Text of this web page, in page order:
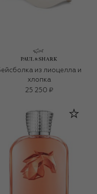
из лиоцелла и
хлопка
25 250 ₽